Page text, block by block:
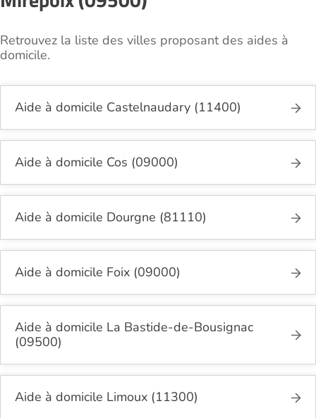
Retrouvez la liste des villes proposant des aides à
domicile.
Aide à domicile Castelnaudary (11400)
Aide à domicile Cos (09000)
Aide à domicile Dourgne (81110)
Aide à domicile Foix (09000)
Aide à domicile La Bastide-de-Bousignac
(09500)
Aide à domicile Limoux (11300)